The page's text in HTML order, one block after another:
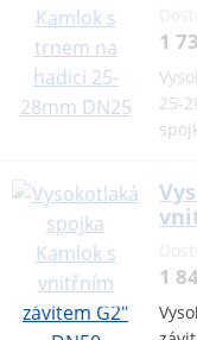
1
25-
1